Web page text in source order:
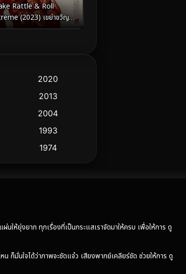
Rattle & Roll
(2023) เขย่าขวัญ
ระสาท
2020
2013
2004
1993
1974
ให้ยุ่งยาก ทุกเรื่องที่เป็นกระแสเราจัดมาให้ครบ เพื่อให้การ ดู
ก็มั่นใจได้ว่าภาพจะชัดแจ๋ว เสียงพากย์เคลียร์ชัด ช่วยให้การ ดู